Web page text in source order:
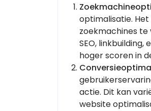
optimalisatie.
zoekmachines
SEO,
hoger scoren in
actie. Dit kan
website